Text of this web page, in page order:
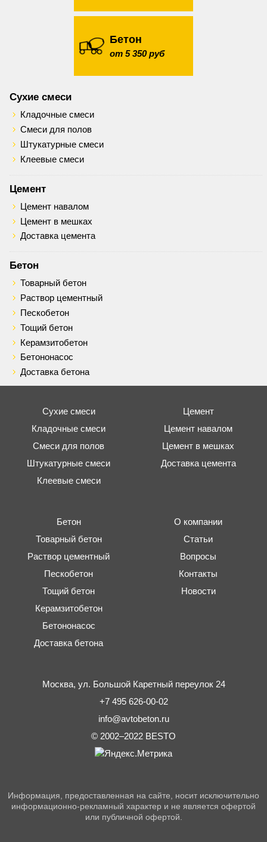
Бетон
от 5 350 руб
Сухие смеси
Кладочные смеси
Смеси для полов
Штукатурные смеси
Клеевые смеси
Цемент
Цемент навалом
Цемент в мешках
Доставка цемента
Бетон
Товарный бетон
Раствор цементный
Пескобетон
Тощий бетон
Керамзитобетон
Бетононасос
Доставка бетона
Сухие смеси
Кладочные смеси
Смеси для полов
Штукатурные смеси
Клеевые смеси
Цемент
Цемент навалом
Цемент в мешках
Доставка цемента
Бетон
Товарный бетон
Раствор цементный
Пескобетон
Тощий бетон
Керамзитобетон
Бетононасос
Доставка бетона
О компании
Статьи
Вопросы
Контакты
Новости
Москва, ул. Большой Каретный переулок 24
+7 495 626-00-02
info@avtobeton.ru
© 2002–2022 BESTO
Информация, предоставленная на сайте, носит исключительно
информационно-рекламный характер и не является офертой
или публичной офертой.